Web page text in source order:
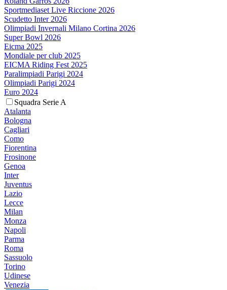
Sportmediaset Live Riccione 2026
Scudetto Inter 2026
Olimpiadi Invernali Milano Cortina 2026
Super Bowl 2026
Eicma 2025
Mondiale per club 2025
EICMA Riding Fest 2025
Paralimpiadi Parigi 2024
Olimpiadi Parigi 2024
Euro 2024
Squadra Serie A
Atalanta
Bologna
Cagliari
Como
Fiorentina
Frosinone
Genoa
Inter
Juventus
Lazio
Lecce
Milan
Monza
Napoli
Parma
Roma
Sassuolo
Torino
Udinese
Venezia